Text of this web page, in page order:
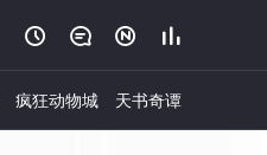
   
疯狂动物城 天书奇谭